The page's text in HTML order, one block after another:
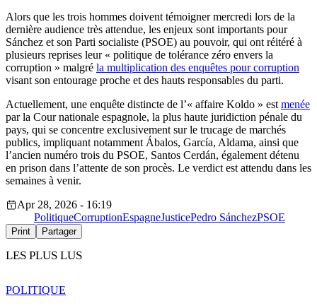
Alors que les trois hommes doivent témoigner mercredi lors de la
dernière audience très attendue, les enjeux sont importants pour
Sánchez et son Parti socialiste (PSOE) au pouvoir, qui ont réitéré à
plusieurs reprises leur « politique de tolérance zéro envers la
corruption » malgré la multiplication des enquêtes pour corruption
visant son entourage proche et des hauts responsables du parti.
Actuellement, une enquête distincte de l’« affaire Koldo » est menée
par la Cour nationale espagnole, la plus haute juridiction pénale du
pays, qui se concentre exclusivement sur le trucage de marchés
publics, impliquant notamment Ábalos, García, Aldama, ainsi que
l’ancien numéro trois du PSOE, Santos Cerdán, également détenu
en prison dans l’attente de son procès. Le verdict est attendu dans les
semaines à venir.
Apr 28, 2026 - 16:19
PolitiqueCorruptionEspagneJusticePedro SánchezPSOE
Print Partager
LES PLUS LUS
POLITIQUE